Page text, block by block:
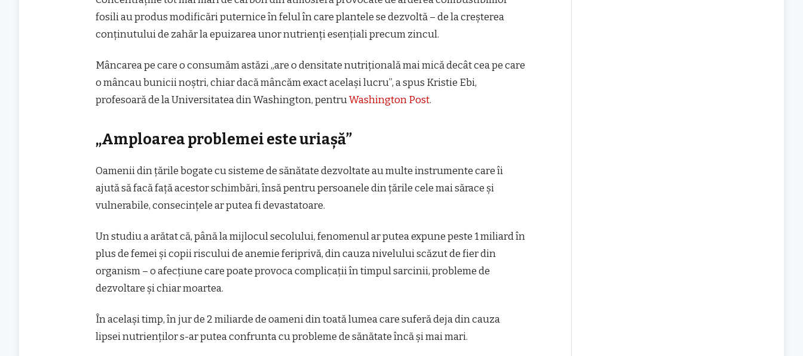
fosili au produs modificări puternice în felul în care plantele se dezvoltă – de la creșterea
conținutului de zahăr la epuizarea unor nutrienți esențiali precum zincul.
Mâncarea pe care o consumăm astăzi „are o densitate nutrițională mai mică decât cea pe care
o mâncau bunicii noștri, chiar dacă mâncăm exact același lucru”, a spus Kristie Ebi,
profesoară de la Universitatea din Washington, pentruWashington Post.
„Amploarea problemei este uriașă”
Oamenii din țările bogate cu sisteme de sănătate dezvoltate au multe instrumente care îi
ajută să facă față acestor schimbări, însă pentru persoanele din țările cele mai sărace și
vulnerabile, consecințele ar putea fi devastatoare.
Un studiu a arătat că, până la mijlocul secolului, fenomenul ar putea expune peste 1 miliard în
plus de femei și copii riscului de anemie feriprivă, din cauza nivelului scăzut de fier din
organism – o afecțiune care poate provoca complicații în timpul sarcinii, probleme de
dezvoltare și chiar moartea.
În același timp, în jur de 2 miliarde de oameni din toată lumea care suferă deja din cauza
lipsei nutrienților s-ar putea confrunta cu probleme de sănătate încă și mai mari.